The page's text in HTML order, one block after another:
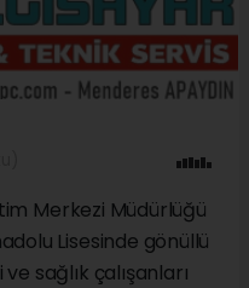
Merkezi Müdürlüğü
Lisesinde gönüllü
sağlık çalışanları